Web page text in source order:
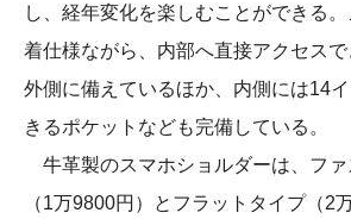
し、経年変化を楽しむことができる
着仕様ながら、内部へ直接アクセス
外側に備えているほか、内側には14
きるポケットなども完備している。
牛革製のスマホショルダーは、フ
（1万9800円）とフラットタイプ（2